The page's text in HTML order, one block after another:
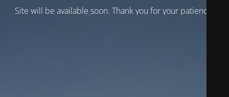
Site will be available soon. Thank you for your patience!